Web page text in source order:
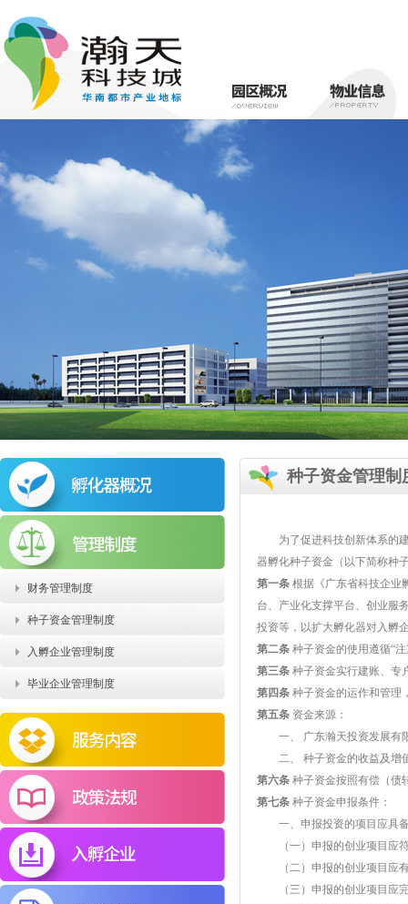
名字来源
园区规划
租赁信息
财务管理制度
种子资金管理制度
入孵企业管理制度
毕业企业管理制度
种子资金管理制
为了促进科技创新体系的建
器孵化种子资金（以下简称种
第一条 根据《广东省科技企业
台、产业化支撑平台、创业服
投资等，以扩大孵化器对入孵
第二条种子资金的使用遵循“
第三条种子资金实行建账、专
第四条种子资金的运作和管理
第五条资金来源：
一、 广东瀚天投资发展有
二、 种子资金的收益及增
第六条种子资金按照有偿（债
第七条种子资金申报条件：
一、申报投资的项目应具
（一）申报的创业项目应符
（二）申报的创业项目应有
（三）申报的创业项目应完